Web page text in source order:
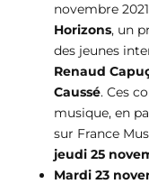
novembre
Horizons, un
des jeunes
Renaud
Caussé. Ces
musique, en
sur France
jeudi 25
Mardi 23